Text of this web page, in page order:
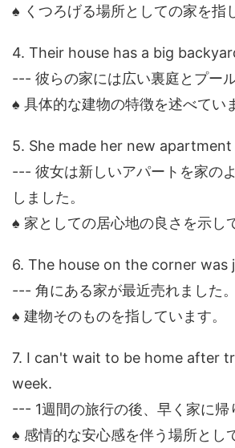
♠ くつろげる場所としての家を指
4. Their house has a big
--- 彼らの家には広い裏庭とプール
♠ 具体的な建物の特徴を述べてい
5. She made her new
--- 彼女は新しいアパートを家の
しました。
♠ 家としての居心地の良さを示し
6. The house on the corner was
--- 角にある家が最近売れました。
♠ 建物そのものを指しています。
7. I can't wait to be home after
week.
--- 1週間の旅行の後、早く家に帰
♠ 感情的な安心感を伴う場所とし